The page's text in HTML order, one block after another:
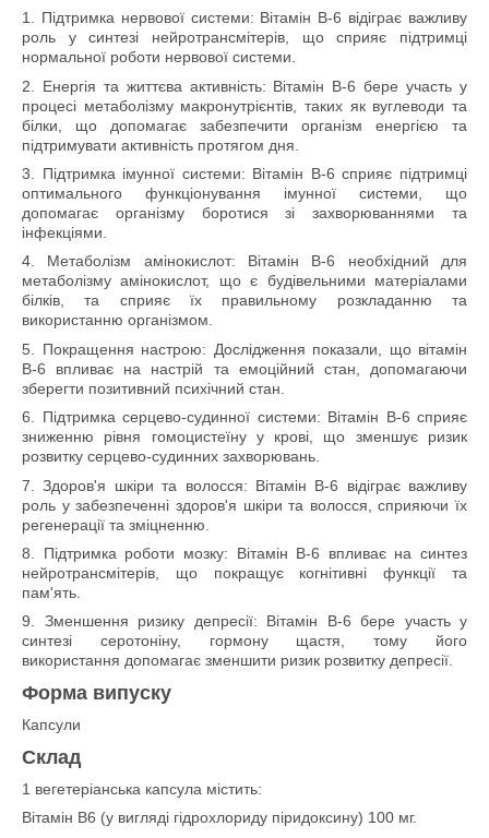
1. Підтримка нервової системи: Вітамін В-6 відіграє важливу
роль у синтезі нейротрансмітерів, що сприяє підтримці
нормальної роботи нервової системи.
2. Енергія та життєва активність: Вітамін В-6 бере участь у
процесі метаболізму макронутрієнтів, таких як вуглеводи та
білки, що допомагає забезпечити організм енергією та
підтримувати активність протягом дня.
3. Підтримка імунної системи: Вітамін В-6 сприяє підтримці
оптимального функціонування імунної системи, що
допомагає організму боротися зі захворюваннями та
інфекціями.
4. Метаболізм амінокислот: Вітамін В-6 необхідний для
метаболізму амінокислот, що є будівельними матеріалами
білків, та сприяє їх правильному розкладанню та
використанню організмом.
5. Покращення настрою: Дослідження показали, що вітамін
В-6 впливає на настрій та емоційний стан, допомагаючи
зберегти позитивний психічний стан.
6. Підтримка серцево-судинної системи: Вітамін В-6 сприяє
зниженню рівня гомоцистеїну у крові, що зменшує ризик
розвитку серцево-судинних захворювань.
7. Здоров'я шкіри та волосся: Вітамін В-6 відіграє важливу
роль у забезпеченні здоров'я шкіри та волосся, сприяючи їх
регенерації та зміцненню.
8. Підтримка роботи мозку: Вітамін В-6 впливає на синтез
нейротрансмітерів, що покращує когнітивні функції та
пам'ять.
9. Зменшення ризику депресії: Вітамін В-6 бере участь у
синтезі серотоніну, гормону щастя, тому його
використання допомагає зменшити ризик розвитку депресії.
Форма випуску
Капсули
Склад
1 вегетеріанська капсула містить:
Вітамін B6 (у вигляді гідрохлориду піридоксину) 100 мг.